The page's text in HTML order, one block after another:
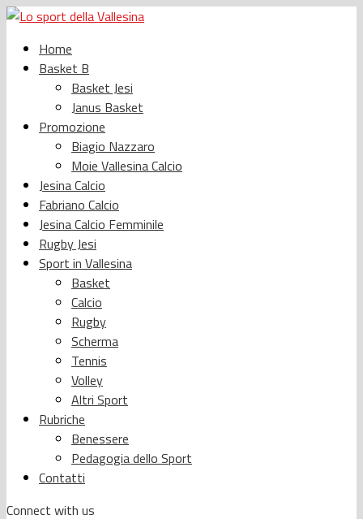
Home
Basket B
Basket Jesi
Janus Basket
Promozione
Biagio Nazzaro
Moie Vallesina Calcio
Jesina Calcio
Fabriano Calcio
Jesina Calcio Femminile
Rugby Jesi
Sport in Vallesina
Basket
Calcio
Rugby
Scherma
Tennis
Volley
Altri Sport
Rubriche
Benessere
Pedagogia dello Sport
Contatti
Connect with us